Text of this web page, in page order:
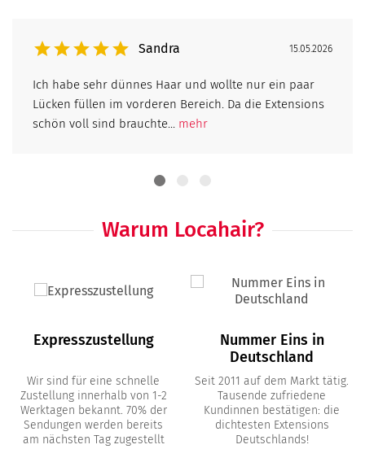
Sandra 15.05.2026
Ich habe sehr dünnes Haar und wollte nur ein paar
Lücken füllen im vorderen Bereich. Da die Extensions
schön voll sind brauchte... mehr
Warum Locahair?
Expresszustellung
Wir sind für eine schnelle
Zustellung innerhalb von 1-2
Werktagen bekannt. 70% der
Sendungen werden bereits
am nächsten Tag zugestellt
Nummer Eins in
Deutschland
Seit 2011 auf dem Markt tätig.
Tausende zufriedene
Kundinnen bestätigen: die
dichtesten Extensions
Deutschlands!